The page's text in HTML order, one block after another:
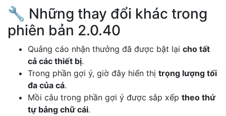
🔧 Những thay đổi khác trong
phiên bản 2.0.40
Quảng cáo nhận thưởng đã được bật lại cho tất
cả các thiết bị.
Trong phần gợi ý, giờ đây hiển thị trọng lượng tối
đa của cá.
Mồi câu trong phần gợi ý được sắp xếp theo thứ
tự bảng chữ cái.